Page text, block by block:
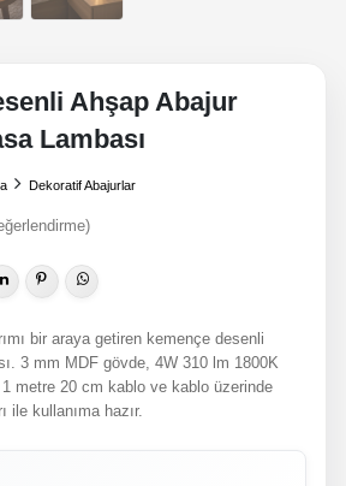
Ahşap Abajur
Lambası
Dekoratif Abajurlar
bir araya getiren kemençe desenli
3 mm MDF gövde, 4W 310 lm 1800K
1 metre 20 cm kablo ve kablo üzerinde
ile kullanıma hazır.